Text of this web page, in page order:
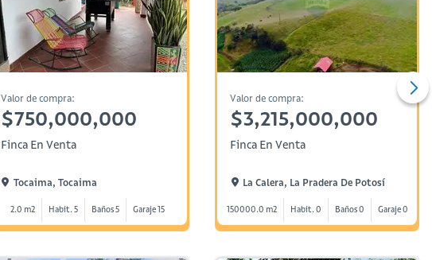
Valor de compra:
$750,000,000
Finca En Venta
Tocaima, Tocaima
2.0 m2 Habit. 5 Baños 5 Garaje 15
Valor de compra:
$3,215,000,000
Finca En Venta
La Calera, La Pradera De Potosí
150000.0 m2 Habit. 0 Baños 0 Garaje 0